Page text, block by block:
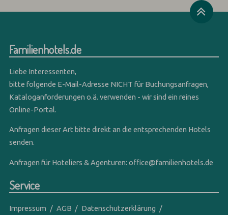
Familienhotels.de
Liebe Interessenten,
bitte folgende E-Mail-Adresse NICHT für Buchungsanfragen,
Kataloganforderungen o.ä. verwenden - wir sind ein reines
Online-Portal.
Anfragen dieser Art bitte direkt an die entsprechenden Hotels
senden.
Anfragen für Hoteliers & Agenturen:office@familienhotels.de
Service
Impressum AGB
Datenschutzerklärung